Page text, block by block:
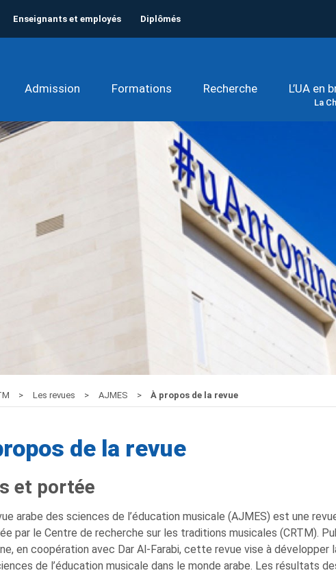
Enseignants et employés Diplômés
Admission Formations Recherche L’UA en
La
Les revues AJMES À propos de la revue
de la revue
et portée
arabe des sciences de l’éducation musicale (AJMES) est une
par le Centre de recherche sur les traditions musicales (CRTM).
en coopération avec Dar Al-Farabi, cette revue vise à développer
de l’éducation musicale dans le monde arabe. Les résultats